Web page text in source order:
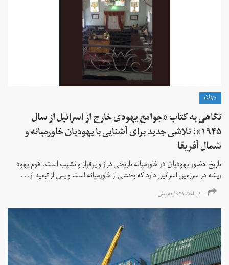
جهان
نگاهی به کتاب «جوامع یهودی خارج از اسرائیل از سال
۱۹۴۵»؛ تلاشی جدید برای آشنایی با یهودیان خاورمیانه و
شمال آفریقا
تاریخ حضور یهودیان در خاورمیانه تاریخی دراز و پرفراز و نشیب است. قوم یهود
ریشه در سرزمین اسرائیل دارد که بخشی از خاورمیانه است و پس از تبعید از...
۴ ساعت ۲۱ دقیقه پیش